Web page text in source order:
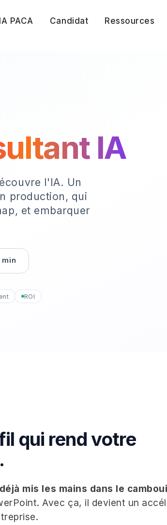
IA PACA Candidat Ressources
IA
l'IA. Un
production, qui
et embarquer
min
ROI
qui rend votre
mis les mains dans le
Avec ça, il devient un